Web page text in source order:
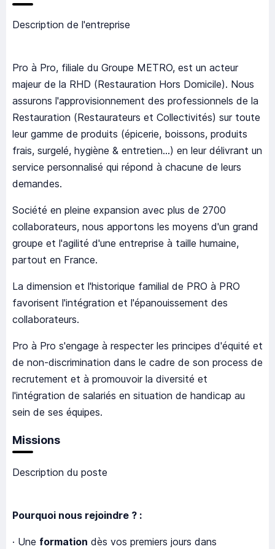
Description de l'entreprise
Pro à Pro, filiale du Groupe METRO, est un acteur
majeur de la RHD (Restauration Hors Domicile). Nous
assurons l'approvisionnement des professionnels de la
Restauration (Restaurateurs et Collectivités) sur toute
leur gamme de produits (épicerie, boissons, produits
frais, surgelé, hygiène & entretien...) en leur délivrant un
service personnalisé qui répond à chacune de leurs
demandes.
Société en pleine expansion avec plus de 2700
collaborateurs, nous apportons les moyens d'un grand
groupe et l'agilité d'une entreprise à taille humaine,
partout en France.
La dimension et l'historique familial de PRO à PRO
favorisent l'intégration et l'épanouissement des
collaborateurs.
Pro à Pro s'engage à respecter les principes d'équité et
de non-discrimination dans le cadre de son process de
recrutement et à promouvoir la diversité et
l'intégration de salariés en situation de handicap au
sein de ses équipes.
Missions
Description du poste
Pourquoi nous rejoindre ? :
· Une formation dès vos premiers jours dans